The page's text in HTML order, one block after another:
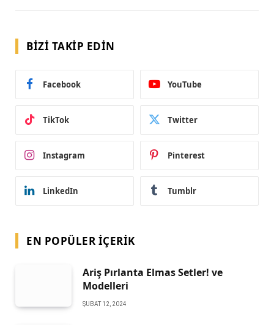
BIZI TAKIP EDIN
Facebook YouTube
TikTok Twitter
Instagram Pinterest
LinkedIn Tumblr
EN POPÜLER İÇERIK
Ariş Pırlanta Elmas Setler! ve
Modelleri
ŞUBAT 12, 2024